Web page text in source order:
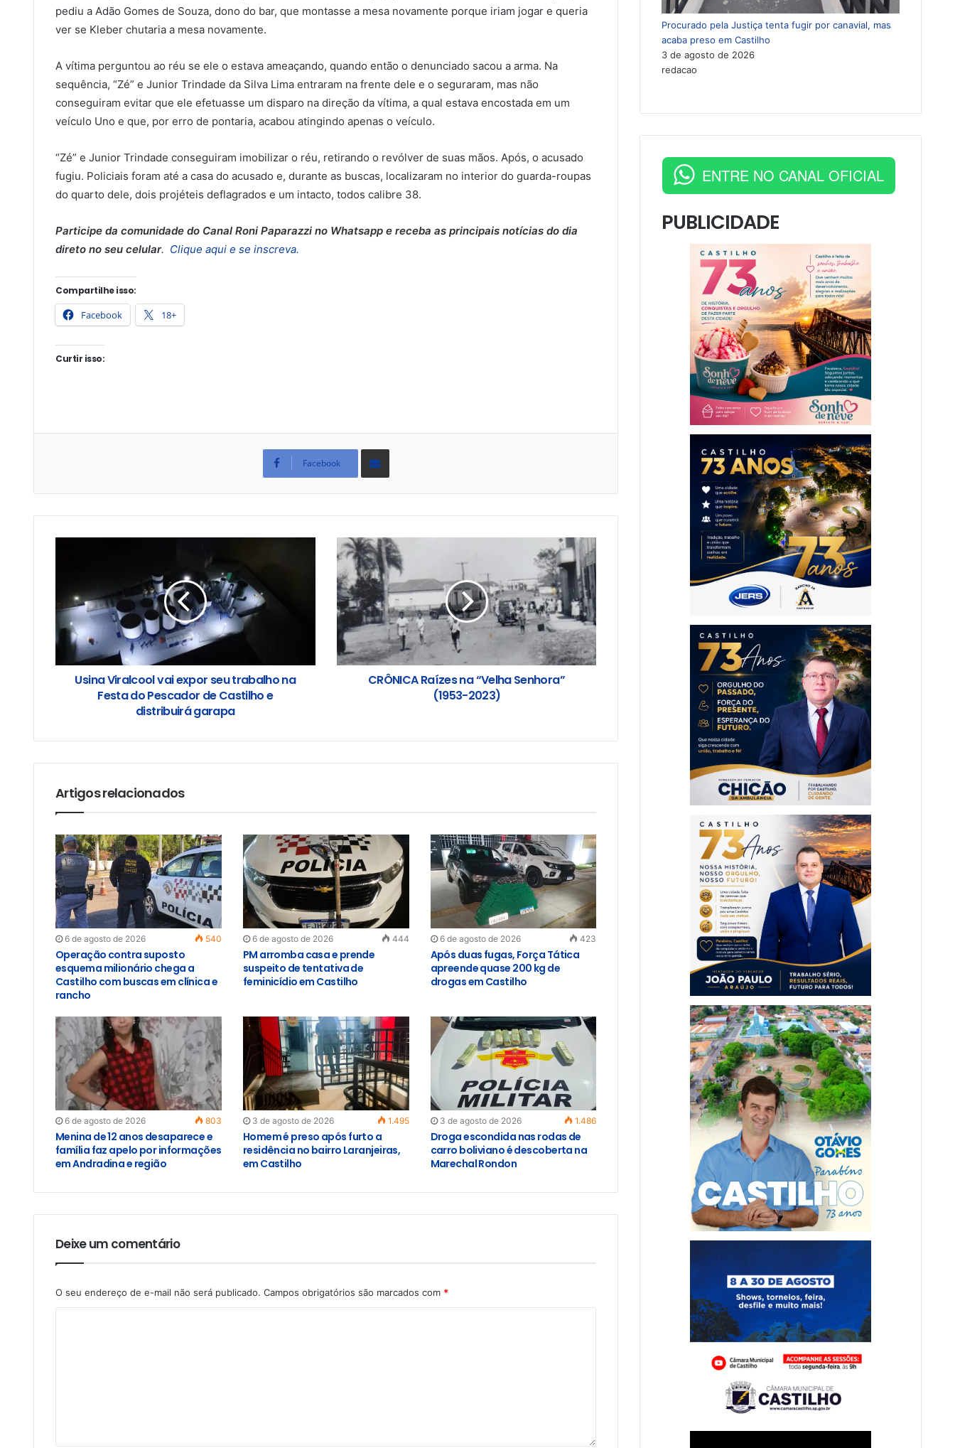
pediu a Adão Gomes de Souza, dono do bar, que montasse a mesa novamente porque iriam jogar e queria
ver se Kleber chutaria a mesa novamente.
A vítima perguntou ao réu se ele o estava ameaçando, quando então o denunciado sacou a arma. Na
sequência, “Zé” e Junior Trindade da Silva Lima entraram na frente dele e o seguraram, mas não
conseguiram evitar que ele efetuasse um disparo na direção da vítima, a qual estava encostada em um
veículo Uno e que, por erro de pontaria, acabou atingindo apenas o veículo.
“Zé” e Junior Trindade conseguiram imobilizar o réu, retirando o revólver de suas mãos. Após, o acusado
fugiu. Policiais foram até a casa do acusado e, durante as buscas, localizaram no interior do guarda-roupas
do quarto dele, dois projéteis deflagrados e um intacto, todos calibre 38.
Participe da comunidade do Canal Roni Paparazzi no Whatsapp e receba as principais notícias do dia
direto no seu celular. Clique aqui e se inscreva.
Compartilhe isso:
Facebook 18+
Curtir isso:
Facebook
Compartilhar
Usina Viralcool vai expor seu trabalho na
Festa do Pescador de Castilho e
distribuirá garapa
CRÔNICA Raízes na “Velha Senhora”
(1953-2023)
Artigos relacionados
6 de agosto de 2026 540
Operação contra suposto
esquema milionário chega a
Castilho com buscas em clínica e
rancho
6 de agosto de 2026 444
PM arromba casa e prende
suspeito de tentativa de
feminicídio em Castilho
6 de agosto de 2026 423
Após duas fugas, Força Tática
apreende quase 200 kg de
drogas em Castilho
6 de agosto de 2026 803
Menina de 12 anos desaparece e
família faz apelo por informações
em Andradina e região
3 de agosto de 2026 1.495
Homem é preso após furto a
residência no bairro Laranjeiras,
em Castilho
3 de agosto de 2026 1.486
Droga escondida nas rodas de
carro boliviano é descoberta na
Marechal Rondon
Deixe um comentário
O seu endereço de e-mail não será publicado. Campos obrigatórios são marcados com *
Procurado pela Justiça tenta fugir por canavial, mas
acaba preso em Castilho
3 de agosto de 2026
redacao
ENTRE NO CANAL OFICIAL
PUBLICIDADE